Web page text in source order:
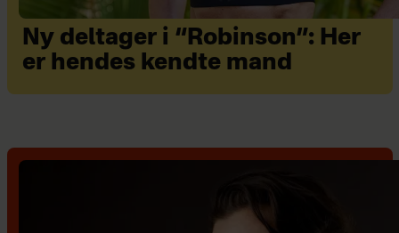
Ny deltager i “Robinson”: Her
er hendes kendte mand